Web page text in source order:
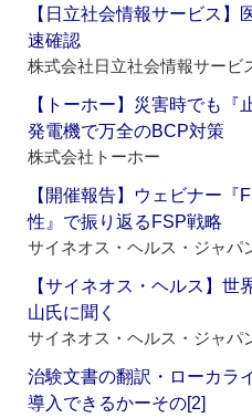
【日立社会情報サービス
速確認
株式会社日立社会情報サービ
【トーホー】災害時でも
発電機で万全のBCP対策
株式会社トーホー
【開催報告】ウェビナー
性』で振り返るFSP戦略
サイネオス・ヘルス・ジャパ
【サイネオス・ヘルス】
山氏に聞く
サイネオス・ヘルス・ジャパ
治験文書の翻訳・ローカラ
導入できるかーその[2]